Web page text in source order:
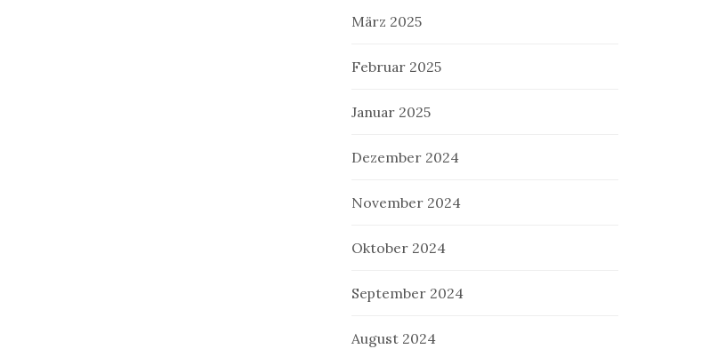
März 2025
Februar 2025
Januar 2025
Dezember 2024
November 2024
Oktober 2024
September 2024
August 2024